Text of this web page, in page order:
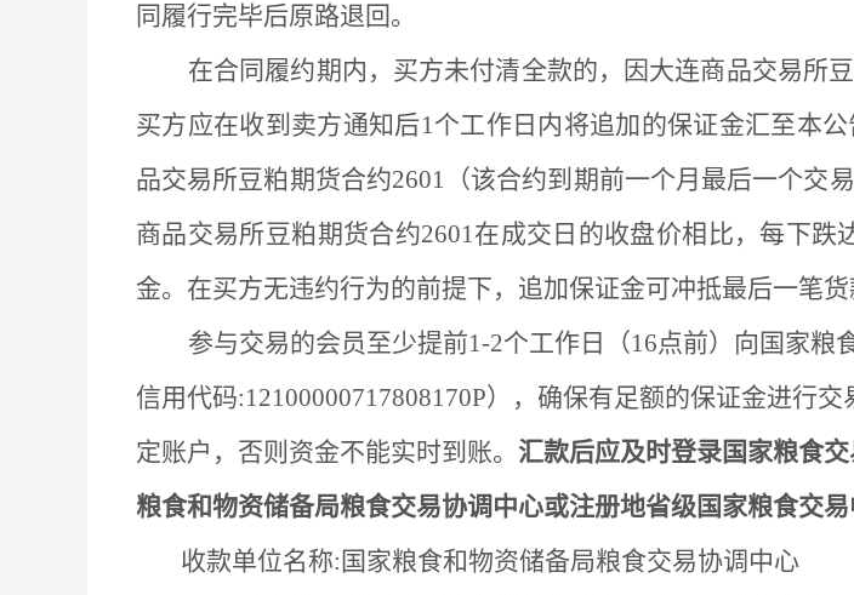
同履行完毕后原路退回。
在合同履约期内，买方未付清全款的，因大连商品交易所
买方应在收到卖方通知后1个工作日内将追加的保证金汇至本
品交易所豆粕期货合约2601（该合约到期前一个月最后一个交
商品交易所豆粕期货合约2601在成交日的收盘价相比，每下
金。在买方无违约行为的前提下，追加保证金可冲抵最后一笔
参与交易的会员至少提前1-2个工作日（16点前）向国家粮
信用代码:12100000717808170P），确保有足额的保证金进行
定账户，否则资金不能实时到账。 汇款后应及时登录国家粮食
粮食和物资储备局粮食交易协调中心或注册地省级国家粮食交易
收款单位名称:国家粮食和物资储备局粮食交易协调中心